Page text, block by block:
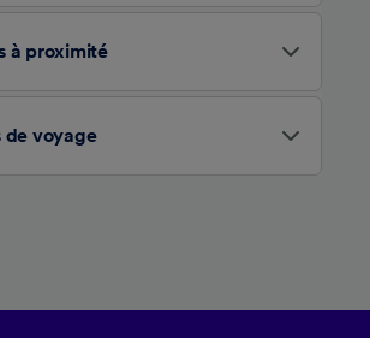
à proximité
de voyage
partenaires (fournisseurs)